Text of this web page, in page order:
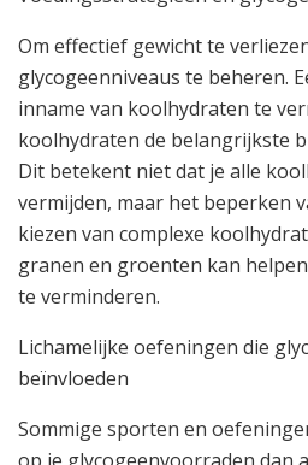
Om effectief gewicht te
glycogeenniveaus te beheren.
inname van koolhydraten te
koolhydraten de belangrijkste
Dit betekent niet dat je alle
vermijden, maar het beperken
kiezen van complexe
granen en groenten kan
te verminderen.
Lichamelijke oefeningen die
beïnvloeden
Sommige sporten en